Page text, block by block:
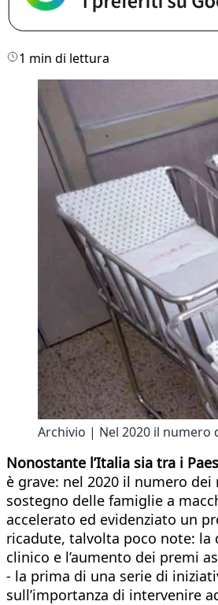
1 min di lettura
Archivio | Nel 2020 il
Nonostante l’Italia sia tra i
è grave: nel 2020 il numero
sostegno delle famiglie a
accelerato ed evidenziato un
ricadute, talvolta poco note: la
clinico e l’aumento dei premi
- la prima di una serie di
sull’importanza di intervenire